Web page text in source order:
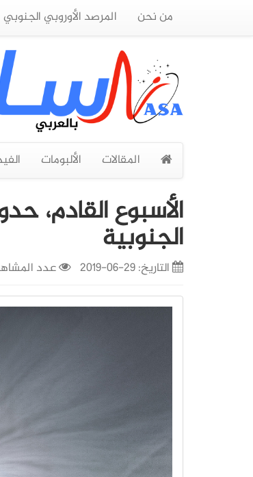
من نحن المرصد الأوروبي الجنوبي
المقالات الألبومات
الأسبوع
الجنوبية
التاريخ:29-06-2019 عدد